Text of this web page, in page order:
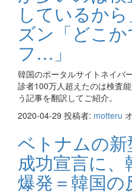
しているか
ズン「どこ
フ…」
韓国のポータルサイトネイバ
診者100万人超えたのは検査
う記事を翻訳してご紹介。
2020-04-29 投稿者: motteru
ベトナムの
成功宣言に、
爆発＝韓国の